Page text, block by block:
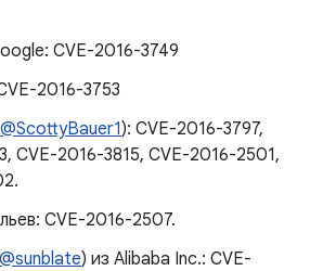
CVE-2016-3749
2016-3753
@ScottyBauer1): CVE-2016-3797,
CVE-2016-3815, CVE-2016-2501,
CVE-2016-2507.
@sunblate) из Alibaba Inc.: CVE-